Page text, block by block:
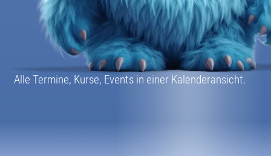
Alle Termine, Kurse, Events in einer Kalenderansicht.
08004003055